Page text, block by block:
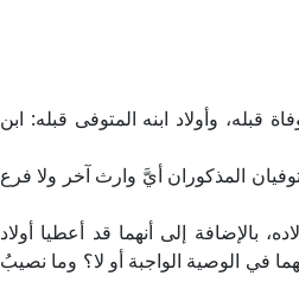
المتوفاة قبله، وأولاد ابنه المتوفى قبله: ابن
يترك المتوفيان المذكوران أيَّ وارث آخر ولا فرع
بالإضافة إلى أنهما قد أعطيا أولاد
في الوصية الواجبة أو لا؟ وما نصيبُ